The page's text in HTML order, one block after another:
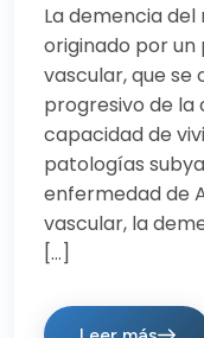
La demencia
originado por
vascular, que
progresivo de la
capacidad de
patologías
enfermedad de
vascular, la
[…]